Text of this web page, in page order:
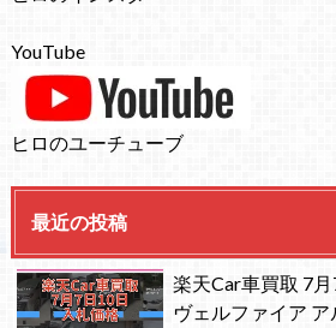
YouTube
ヒロのユーチューブ
最近の投稿
楽天Car車買取 7
ヴェルファイア